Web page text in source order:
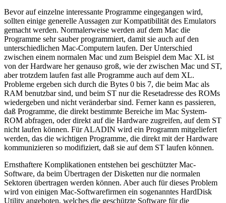
Bevor auf einzelne interessante Programme eingegangen wird,
sollten einige generelle Aussagen zur Kompatibilität des Emulators
gemacht werden. Normalerweise werden auf dem Mac die
Programme sehr sauber programmiert, damit sie auch auf den
unterschiedlichen Mac-Computern laufen. Der Unterschied
zwischen einem normalen Mac und zum Beispiel dem Mac XL ist
von der Hardware her genauso groß, wie der zwischen Mac und ST,
aber trotzdem laufen fast alle Programme auch auf dem XL.
Probleme ergeben sich durch die Bytes 0 bis 7, die beim Mac als
RAM benutzbar sind, und beim ST nur die Resetadresse des ROMs
wiedergeben und nicht veränderbar sind. Ferner kann es passieren,
daß Programme, die direkt bestimmte Bereiche im Mac System-
ROM abfragen, oder direkt auf die Hardware zugreifen, auf dem ST
nicht laufen können. Für ALADIN wird ein Programm mitgeliefert
werden, das die wichtigen Programme, die direkt mit der Hardware
kommunizieren so modifiziert, daß sie auf dem ST laufen können.
Ernsthaftere Komplikationen entstehen bei geschützter Mac-
Software, da beim Übertragen der Disketten nur die normalen
Sektoren übertragen werden können. Aber auch für dieses Problem
wird von einigen Mac-Softwarefirmen ein sogenanntes HardDisk
Utility angeboten, welches die geschützte Software für die